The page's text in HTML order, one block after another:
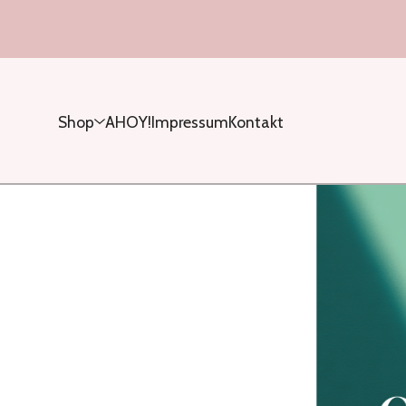
Shop AHOY!ImpressumKontakt